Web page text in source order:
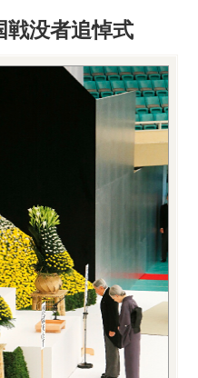
戦没者追悼式